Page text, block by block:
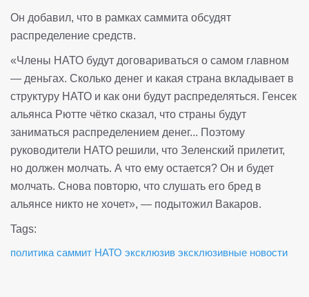
Он добавил, что в рамках саммита обсудят
распределение средств.
«Члены НАТО будут договариваться о самом главном
— деньгах. Сколько денег и какая страна вкладывает в
структуру НАТО и как они будут распределяться. Генсек
альянса Рютте чётко сказал, что страны будут
заниматься распределением денег... Поэтому
руководители НАТО решили, что Зеленский прилетит,
но должен молчать. А что ему остается? Он и будет
молчать. Снова повторю, что слушать его бред в
альянсе никто не хочет», — подытожил Вакаров.
Tags:
политика саммит НАТО эксклюзив эксклюзивные новости